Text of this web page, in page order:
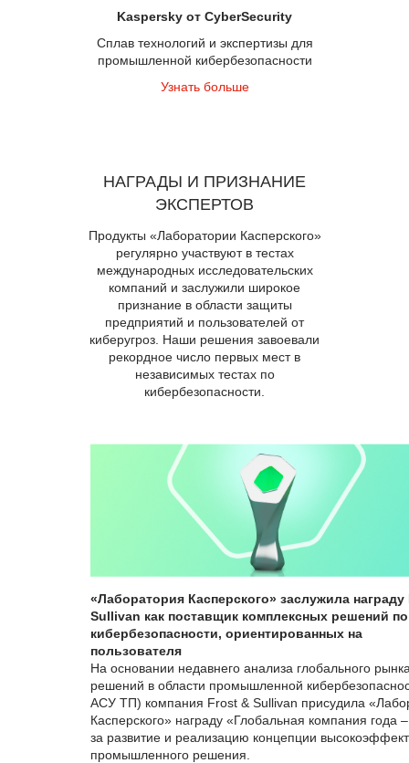
Kaspersky от CyberSecurity
Сплав технологий и экспертизы для
промышленной кибербезопасности
Узнать больше
НАГРАДЫ И ПРИЗНАНИЕ
ЭКСПЕРТОВ
Продукты «Лаборатории Касперского»
регулярно участвуют в тестах
международных исследовательских
компаний и заслужили широкое
признание в области защиты
предприятий и пользователей от
киберугроз. Наши решения завоевали
рекордное число первых мест в
независимых тестах по
кибербезопасности.
«Лаборатория Касперского» заслужила
Sullivan как поставщик комплексных решений по
кибербезопасности, ориентированных на
пользователя
На основании недавнего анализа глобального
решений в области промышленной
АСУ ТП) компания Frost & Sullivan присудила
Касперского» награду «Глобальная компания года
за развитие и реализацию концепции
промышленного решения.